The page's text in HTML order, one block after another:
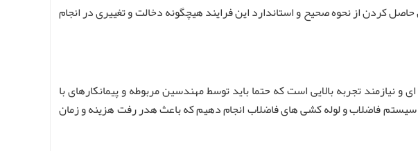
کردن از نحوه صحیح و استاندارد این فرایند هیچگونه دخالت و تغییری در انجام
تجربه بالایی است که حتما باید توسط مهندسین مربوطه و پیمانکارهای با
سیستم فاضلاب و لوله کشی های فاضلاب انجام دهیم که باعث هدر رفت هزینه و زمان